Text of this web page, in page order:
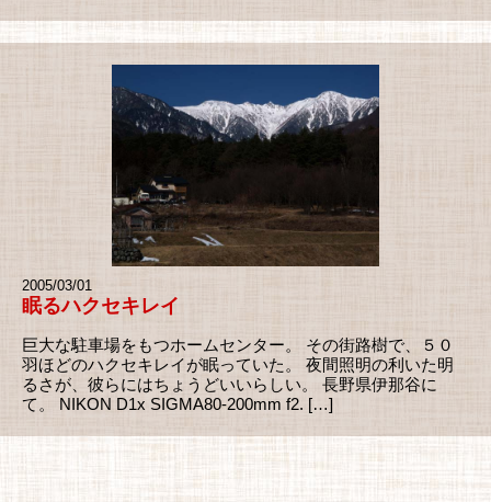
2005/03/01
眠るハクセキレイ
巨大な駐車場をもつホームセンター。 その街路樹で、５０
羽ほどのハクセキレイが眠っていた。 夜間照明の利いた明
るさが、彼らにはちょうどいいらしい。 長野県伊那谷に
て。 NIKON D1x SIGMA80-200mm f2. […]